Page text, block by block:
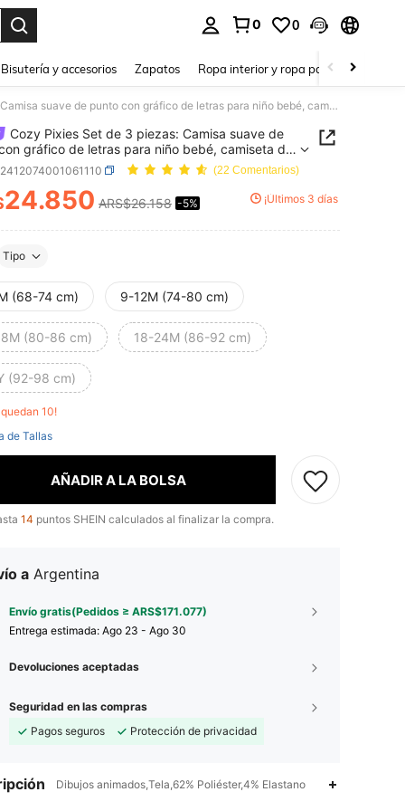
0 0
Bisutería y accesorios Zapatos Ropa interior y ropa para dormir
Cozy Pixies Set de 3 piezas: Camisa suave de punto con gráfico de letras para niño bebé, camiseta de punto tipo jersey y pantalones cortos con cintura elástica
Cozy Pixies Set de 3 piezas: Camisa suave de
gráfico de letras para niño bebé, camiseta de
jersey y pantalones cortos con cintura(22 Comentarios)
AND AVAILABILITY
24.850 ARS$26.158 -5% ¡Últimos 3 días
Tipo
(68-74 cm) 9-12M (74-80 cm)
(80-86 cm) 18-24M (86-92 cm)
(92-98 cm)
quedan 10!
de Tallas
AÑADIR A LA BOLSA
14 puntos SHEIN calculados al finalizar la compra.
a Argentina
Envío gratis(Pedidos ≥ ARS$171.077)
Entrega estimada: Ago 23 - Ago 30
Devoluciones aceptadas
Seguridad en las compras
Pagos seguros
Protección de privacidad
Dibujos animados,Tela,62% Poliéster,4% Elastano